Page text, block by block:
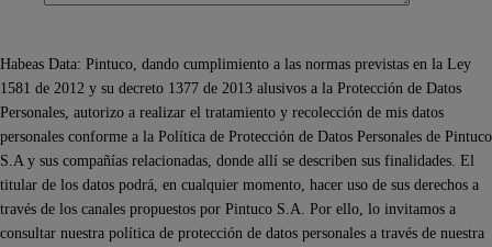
Habeas Data: Pintuco, dando cumplimiento a las normas previstas en la Ley
1581 de 2012 y su decreto 1377 de 2013 alusivos a la Protección de Datos
Personales, autorizo a realizar el tratamiento y recolección de mis datos
personales conforme a la Política de Protección de Datos Personales de Pintuco
S.A y sus compañías relacionadas, donde allí se describen sus finalidades. El
titular de los datos podrá, en cualquier momento, hacer uso de sus derechos a
través de los canales propuestos por Pintuco S.A. Por ello, lo invitamos a
consultar nuestra política de protección de datos personales a través de nuestra